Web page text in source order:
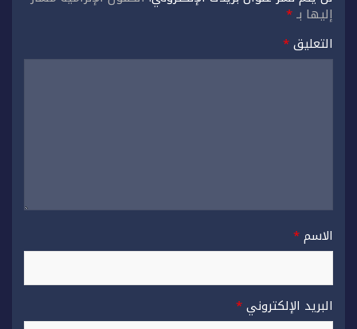
إليها بـ*
التعليق*
الاسم*
البريد الإلكتروني*